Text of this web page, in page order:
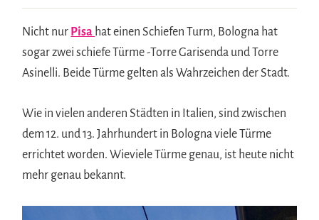
Nicht nur Pisa hat einen Schiefen Turm, Bologna hat
sogar zwei schiefe Türme -Torre Garisenda und Torre
Asinelli. Beide Türme gelten als Wahrzeichen der Stadt.
Wie in vielen anderen Städten in Italien, sind zwischen
dem 12. und 13. Jahrhundert in Bologna viele Türme
errichtet worden. Wieviele Türme genau, ist heute nicht
mehr genau bekannt.